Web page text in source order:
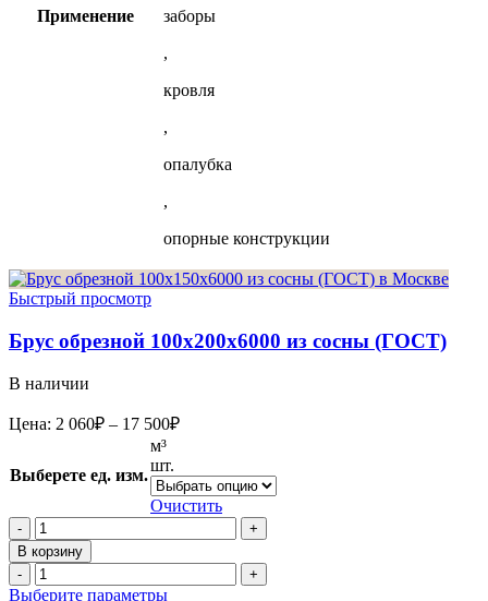
Применение
заборы
,
кровля
,
опалубка
,
опорные конструкции
Быстрый просмотр
Брус обрезной 100х200х6000 из сосны (ГОСТ)
В наличии
Цена: 2 060₽ – 17 500₽Диапазон
060₽
–
17
500₽
Выберете ед. изм.
м³
шт.
Очистить
Количество
товара
Брус
обрезной
В корзину
Количество
товара
Выберите параметрыЭтот